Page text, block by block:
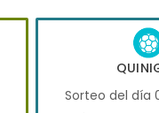
Sorteo del día